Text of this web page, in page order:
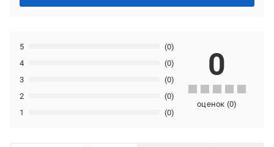
1 (0)
2 (0)
3 (0)
4 (0)
5 (0)
0
оценок (0)